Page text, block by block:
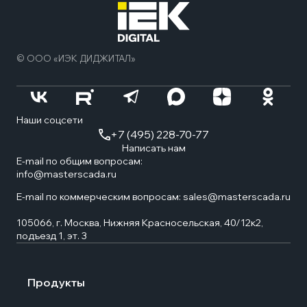
© ООО «ИЭК ДИДЖИТАЛ»
Продукты
+7 (495) 228-70-77
Написать нам
Наши соцсети
E-mail по общим вопросам:
info@masterscada.ru
E-mail по коммерческим вопросам: sales@masterscada.ru
105066, г. Москва, Нижняя Красносельская, 40/12к2,
подъезд 1, эт. 3